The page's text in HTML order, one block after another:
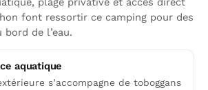
font ressortir ce camping pour des
de l’eau.
aquatique
s’accompagne de toboggans